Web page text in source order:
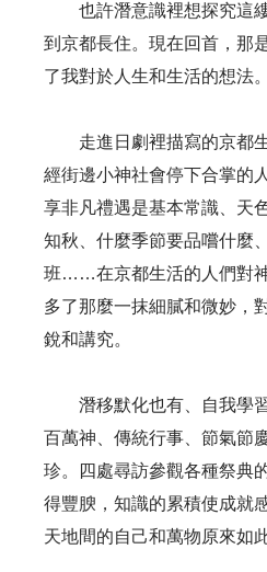
也許潛意識裡想探究這縷
到京都長住。現在回首，那
了我對於人生和生活的想法。
走進日劇裡描寫的京都生
經街邊小神社會停下合掌的
享非凡禮遇是基本常識、天
知秋、什麼季節要品嚐什麼
班……在京都生活的人們對
多了那麼一抹細膩和微妙，
銳和講究。
潛移默化也有、自我學習
百萬神、傳統行事、節氣節
珍。四處尋訪參觀各種祭典
得豐腴，知識的累積使成就
天地間的自己和萬物原來如